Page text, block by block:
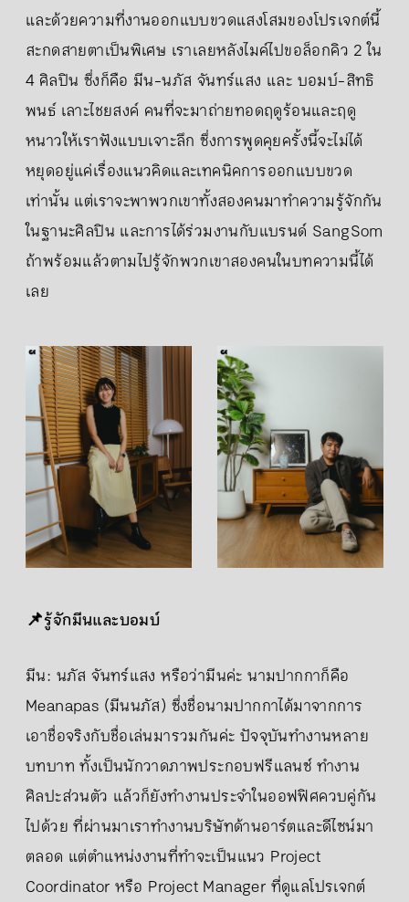
และด้วยความที่งานออกแบบขวดแสงโสมของโปรเจกต์นี้
สะกดสายตาเป็นพิเศษ​ เราเลยหลังไมค์ไปขอล็อกคิว 2 ใน
4 ศิลปิน ซึ่งก็คือ มีน-นภัส จันทร์แสง และ บอมบ์-สิทธิ
พนธ์ เลาะไชยสงค์ คนที่จะมาถ่ายทอดฤดูร้อนและฤดู
หนาวให้เราฟังแบบเจาะลึก ซึ่งการพูดคุยครั้งนี้จะไม่ได้
หยุดอยู่แค่เรื่องแนวคิดและเทคนิคการออกแบบขวด
เท่านั้น แต่เราจะพาพวกเขาทั้งสองคนมาทำความรู้จักกัน
ในฐานะศิลปิน และการได้ร่วมงานกับแบรนด์ SangSom
ถ้าพร้อมแล้วตามไปรู้จักพวกเขาสองคนในบทความนี้ได้
เลย
📌รู้จักมีนและบอมบ์
มีน: นภัส จันทร์แสง หรือว่ามีนค่ะ นามปากกาก็คือ
Meanapas (มีนนภัส) ซึ่งชื่อนามปากกาได้มาจากการ
เอาชื่อจริงกับชื่อเล่นมารวมกันค่ะ ปัจจุบันทำงานหลาย
บทบาท ทั้งเป็นนักวาดภาพประกอบฟรีแลนซ์ ทำงาน
ศิลปะส่วนตัว แล้วก็ยังทำงานประจำในออฟฟิศควบคู่กัน
ไปด้วย ที่ผ่านมาเราทำงานบริษัทด้านอาร์ตและดีไซน์มา
ตลอด แต่ตำแหน่งงานที่ทำจะเป็นแนว Project
Coordinator หรือ Project Manager ที่ดูแลโปรเจกต์